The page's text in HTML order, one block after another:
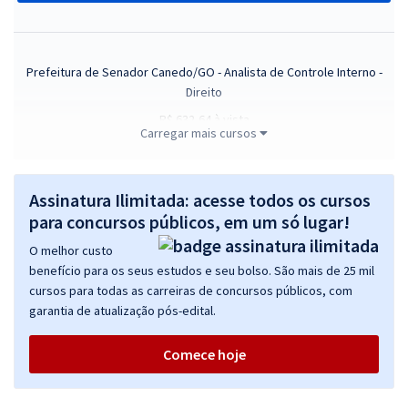
Prefeitura de Senador Canedo/GO - Analista de Controle Interno -
Direito
R$ 632,64 à vista
ou 12x de R$ 52,72
Comprar
ISS Senador Canedo/GO - Conhecimentos Específicos para o cargo
de Fiscal de Tributos Municipais
ou 12x de R$32,72
Carregar mais cursos
Assinatura Ilimitada: acesse todos os cursos
para concursos públicos, em um só lugar!
O melhor custo
benefício para os seus estudos e seu bolso. São mais de 25 mil
cursos para todas as carreiras de concursos públicos, com
garantia de atualização pós-edital.
Comece hoje